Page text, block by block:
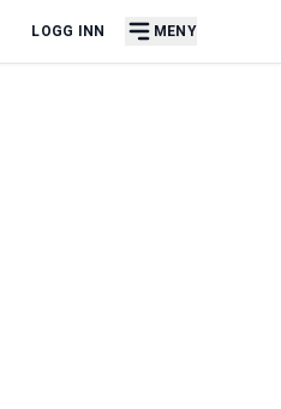
LOGG INN MENY